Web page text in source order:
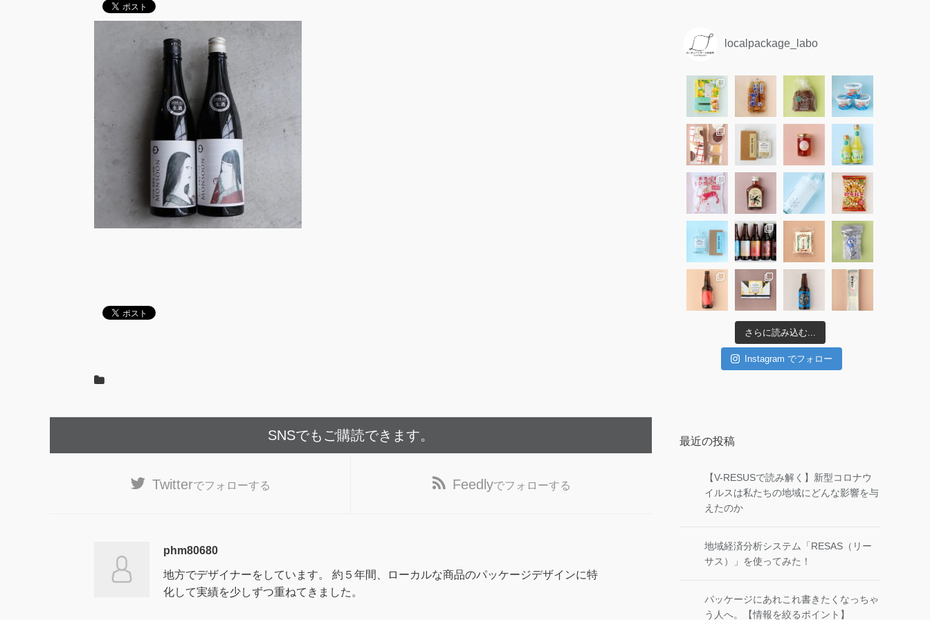
SNSでもご購読できます。
Twitterでフォローする Feedlyでフォローする
phm80680
地方でデザイナーをしています。 約５年間、ローカルな商品のパッケージデザインに特
化して実績を少しずつ重ねてきました。
localpackage_labo
さらに読み込む...
Instagram でフォロー
最近の投稿
【V-RESUSで読み解く】新型コロナウ
イルスは私たちの地域にどんな影響を与
えたのか
地域経済分析システム「RESAS（リー
サス）」を使ってみた！
パッケージにあれこれ書きたくなっちゃ
う人へ。【情報を絞るポイント】